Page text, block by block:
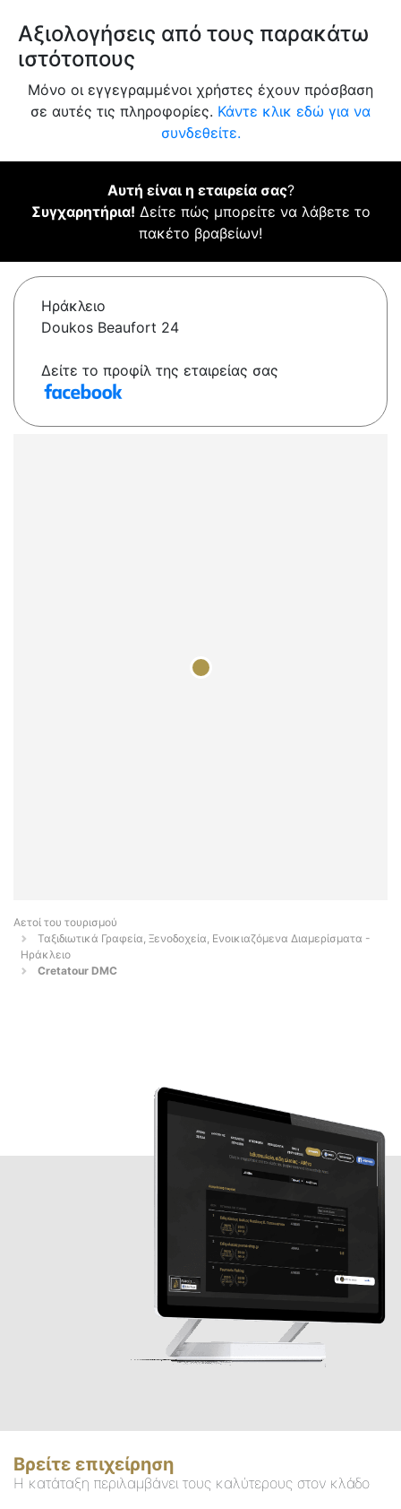
Αξιολογήσεις από τους παρακάτω
ιστότοπους
Μόνο οι εγγεγραμμένοι χρήστες έχουν πρόσβαση
σε αυτές τις πληροφορίες. Κάντε κλικ εδώ για να
συνδεθείτε.
Αυτή είναι η εταιρεία σας?
Συγχαρητήρια! Δείτε πώς μπορείτε να λάβετε το
πακέτο βραβείων!
Ηράκλειο
Doukos Beaufort 24
Δείτε το προφίλ της εταιρείας σας
Αετοί του τουρισμού
Ταξιδιωτικά Γραφεία, Ξενοδοχεία, Ενοικιαζόμενα Διαμερίσματα -
Ηράκλειο
Cretatour DMC
Βρείτε επιχείρηση
Η κατάταξη περιλαμβάνει τους καλύτερους στον κλάδο